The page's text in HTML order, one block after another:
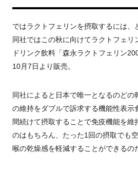
ではラクトフェリンを摂取するには
同社ではこの秋に向けてラクトフェリ
ドリンク飲料「森永ラクトフェリン
10月7日より販売。
同社によると日本で唯一となるのどの
の維持をダブルで訴求する機能性表示
間続けて摂取することで免疫機能を維
のはもちろん、たった1回の摂取でも
喉の乾燥感を軽減することができるの